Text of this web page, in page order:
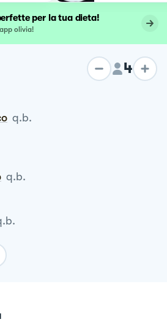
per la tua dieta!
olivia!
4
q.b.
q.b.